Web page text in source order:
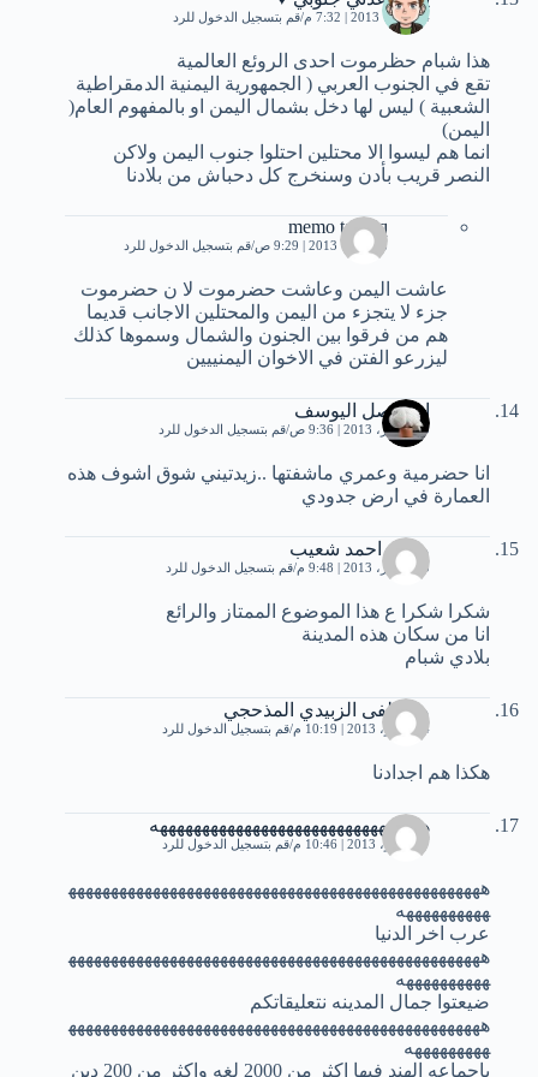
4 أكتوبر، 2013 | 7:32 م قم بتسجيل الدخول للرد
هذا شبام حظرموت احدى الروئع العالمية
تقع في الجنوب العربي ( الجمهورية اليمنية الدمقراطية
الشعبية ) ليس لها دخل بشمال اليمن او بالمفهوم العام(
اليمن)
انما هم ليسوا الا محتلين احتلوا جنوب اليمن ولاكن
النصر قريب بأدن وسنخرج كل دحباش من بلادنا
memo tawfiq
8 أكتوبر، 2013 | 9:29 ص قم بتسجيل الدخول للرد
عاشت اليمن وعاشت حضرموت لا ن حضرموت
جزء لا يتجزء من اليمن والمحتلين الاجانب قديما
هم من فرقوا بين الجنون والشمال وسموها كذلك
ليزرعو الفتن في الاخوان اليمنييين
ام فيصل اليوسف
20 أكتوبر، 2013 | 9:36 ص قم بتسجيل الدخول للرد
انا حضرمية وعمري ماشفتها ..زيدتيني شوق اشوف هذه
العمارة في ارض جدودي
محمد احمد شعيب
20 أكتوبر، 2013 | 9:48 م قم بتسجيل الدخول للرد
شكرا شكرا ع هذا الموضوع الممتاز والرائع
انا من سكان هذه المدينة
بلادي شبام
مصطفى الزبيدي المذحجي
4 نوفمبر، 2013 | 10:19 م قم بتسجيل الدخول للرد
هكذا هم اجدادنا
ههههههههههههههههههههههههههههههههه
7 نوفمبر، 2013 | 10:46 م قم بتسجيل الدخول للرد
هههههههههههههههههههههههههههههههههههههههههههههههههه
ههههههههههه
عرب اخر الدنيا
هههههههههههههههههههههههههههههههههههههههههههههههههه
ههههههههههه
ضيعتوا جمال المدينه نتعليقاتكم
هههههههههههههههههههههههههههههههههههههههههههههههههه
هههههههههه
ياجماعه الهند فيها اكثر من 2000 لغه واكثر من 200 دين